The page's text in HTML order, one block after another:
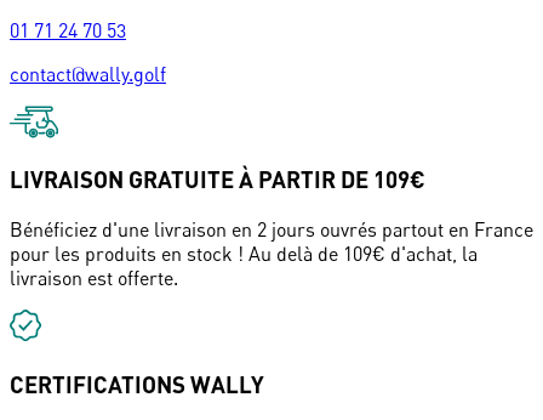
01 71 24 70 53
contact@wally.golf
LIVRAISON GRATUITE À PARTIR DE 109€
Bénéficiez d'une livraison en 2 jours ouvrés partout en France
pour les produits en stock ! Au delà de 109€ d'achat, la
livraison est offerte.
CERTIFICATIONS WALLY